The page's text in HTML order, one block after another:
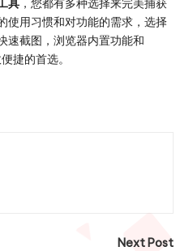
具 ，您都有多种选择来完美捕获
使用习惯和对功能的需求，选择
速截图，浏览器内置功能和
捷的首选。
Next Post